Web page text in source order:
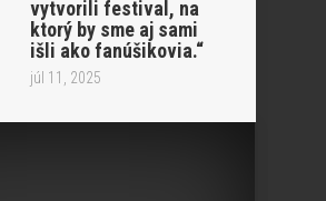
vytvorili festival, na
ktorý by sme aj sami
išli ako fanúšikovia.“
júl 11, 2025